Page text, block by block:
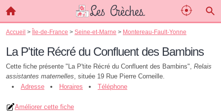
Accueil > Île-de-France > Seine-et-Marne > Montereau-Fault-Yonne
La P'tite Récré du Confluent des Bambins
Cette fiche présente "La P'tite Récré du Confluent des Bambins", Relais
assistantes maternelles, située 19 Rue Pierre Corneille.
Adresse
Horaires Téléphone
Améliorer cette fiche